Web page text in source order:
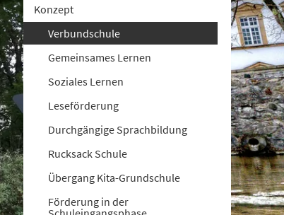
Konzept
Verbundschule
Gemeinsames Lernen
Soziales Lernen
Leseförderung
Durchgängige Sprachbildung
Rucksack Schule
Übergang Kita-Grundschule
Förderung in der